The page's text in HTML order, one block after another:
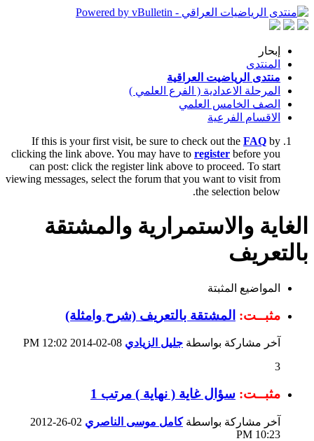
إبحار
المنتدى
منتدى الرياضيت العراقية
المرحلة الاعدادية ( الفرع العلمي )
الصف الخامس العلمي
الاقسام الفرعية
If this is your first visit, be sure to check out the FAQ by
clicking the link above. You may have to register before you
can post: click the register link above to proceed. To start
viewing messages, select the forum that you want to visit from
the selection below.
الغاية والاستمرارية والمشتقة
بالتعريف
المواضيع المثبتة
مثبــت: المشتقة بالتعريف (شرح وامثلة)
آخر مشاركة بواسطة جليل الزيادي
12:02 PM
3
مثبــت: سؤال غاية ( نهاية ) مرتب 1
آخر مشاركة بواسطةكامل موسى الناصري
10:23 PM